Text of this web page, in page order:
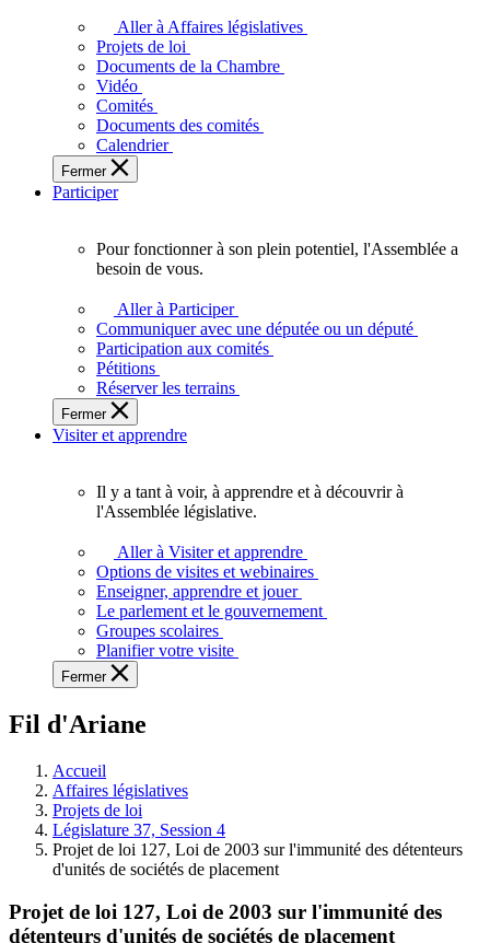
adopte
touchent
des
Ontariennes
et
Aller à Affaires législatives
Projets de loi
Documents de la Chambre
Vidéo
Comités
Documents des comités
Calendrier
Fermer
Participer
plein
potentiel,
l'Assemblée
a
besoin
de
Pour fonctionner à son plein potentiel, l'Assemblée a
besoin de vous.
Aller à Participer
Communiquer avec une députée ou un député
Participation aux comités
Pétitions
Réserver les terrains
Fermer
Visiter et apprendre
voir,
apprendre
et
à
à
législative.
Il y a tant à voir, à apprendre et à découvrir à
l'Assemblée législative.
Aller à Visiter et apprendre
Options de visites et webinaires
Enseigner, apprendre et jouer
Le parlement et le gouvernement
Groupes scolaires
Planifier votre visite
Fermer
Fil d'Ariane
Accueil
Affaires législatives
Projets de loi
Législature 37, Session 4
Projet de loi 127, Loi de 2003 sur l'immunité des détenteurs
d'unités de sociétés de placement
Projet de loi 127, Loi de 2003 sur l'immunité des
détenteurs d'unités de sociétés de placement